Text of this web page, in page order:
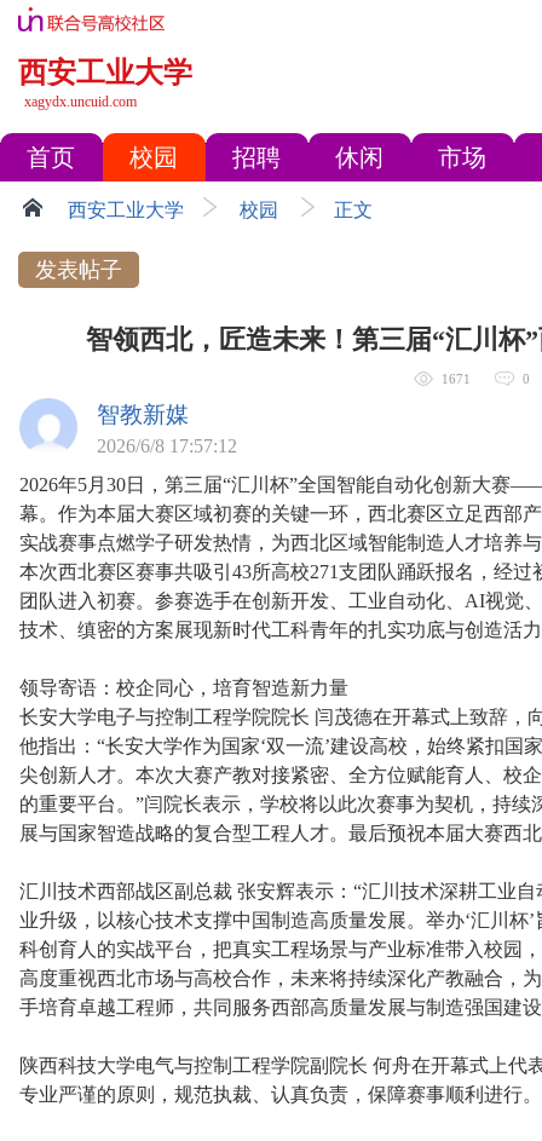
西安工业大学
xagydx.uncuid.com
首页 校园 招聘 休闲 市场
西安工业大学 校园 正文
发表帖子
智领西北，匠造未来！第三届“汇川杯
1671 0
智教新媒
2026/6/8 17:57:12
2026年5月30日，第三届“汇川杯”全国智能自动化创新大赛
幕。作为本届大赛区域初赛的关键一环，西北赛区立足西部
实战赛事点燃学子研发热情，为西北区域智能制造人才培养
本次西北赛区赛事共吸引43所高校271支团队踊跃报名，经
团队进入初赛。参赛选手在创新开发、工业自动化、AI视觉
技术、缜密的方案展现新时代工科青年的扎实功底与创造活
领导寄语：校企同心，培育智造新力量
长安大学电子与控制工程学院院长 闫茂德在开幕式上致辞，
他指出：“长安大学作为国家‘双一流’建设高校，始终紧扣国
尖创新人才。本次大赛产教对接紧密、全方位赋能育人、校
的重要平台。”闫院长表示，学校将以此次赛事为契机，持
展与国家智造战略的复合型工程人才。最后预祝本届大赛西
汇川技术西部战区副总裁 张安辉表示：“汇川技术深耕工业
业升级，以核心技术支撑中国制造高质量发展。举办‘汇川杯
科创育人的实战平台，把真实工程场景与产业标准带入校园
高度重视西北市场与高校合作，未来将持续深化产教融合，
手培育卓越工程师，共同服务西部高质量发展与制造强国建
陕西科技大学电气与控制工程学院副院长 何舟在开幕式上代
专业严谨的原则，规范执裁、认真负责，保障赛事顺利进行。